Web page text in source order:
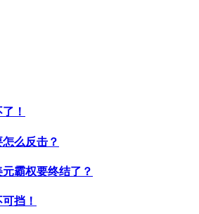
！
么反击？
霸权要终结了？
挡！